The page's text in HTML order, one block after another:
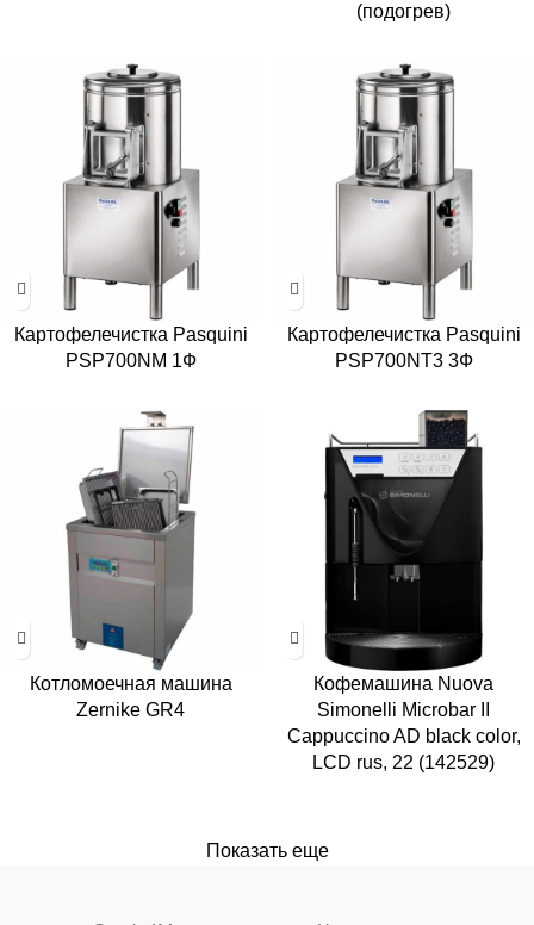
(подогрев)
Картофелечистка Pasquini
PSP700NM 1Ф
Картофелечистка Pasquini
PSP700NT3 3Ф
Котломоечная машина
Zernike GR4
Кофемашина Nuova
Simonelli Microbar II
Cappuccino AD black color,
LCD rus, 22 (142529)
Показать еще